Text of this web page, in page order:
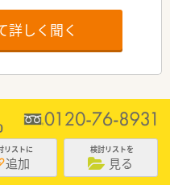
詳しく聞く
リストに
追加
検討リストを
見る